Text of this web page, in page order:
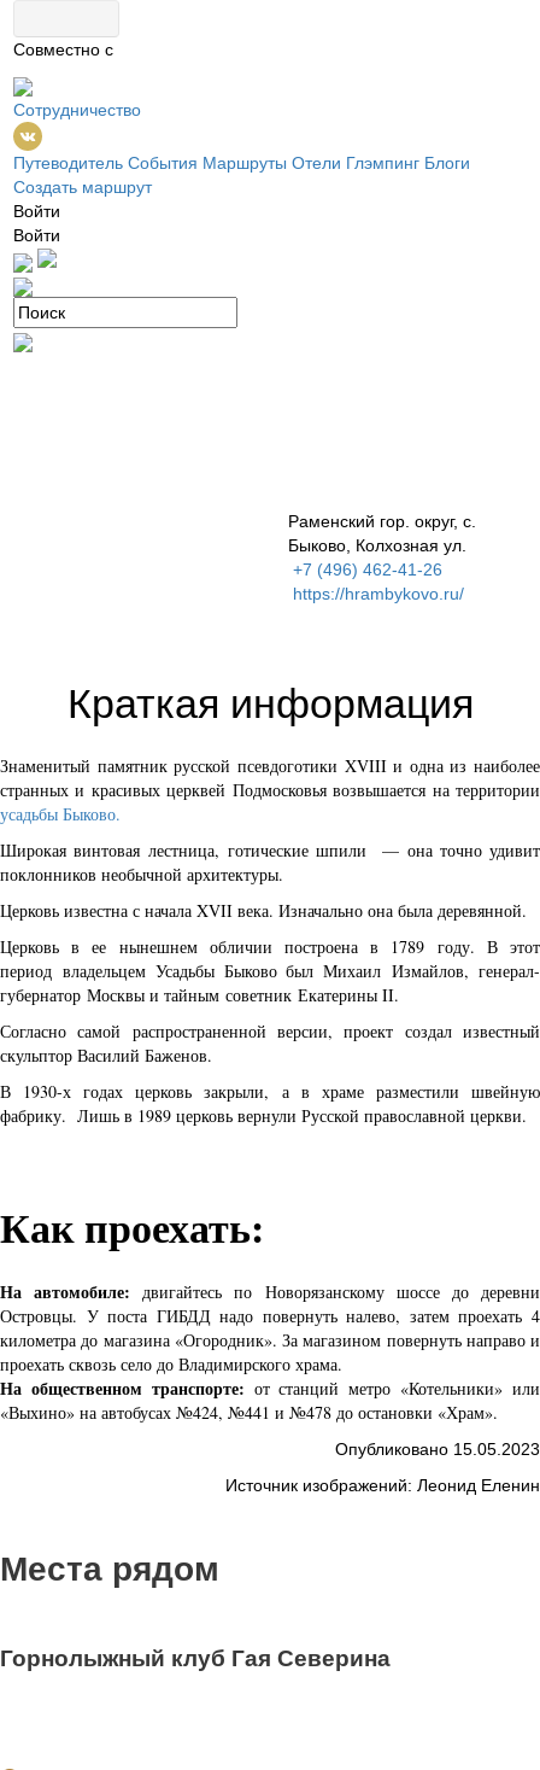
Совместно с
Сотрудничество
Путеводитель События Маршруты Отели Глэмпинг Блоги
Создать маршрут
Войти
Войти
Раменский гор. округ, с.
Быково, Колхозная ул.
+7 (496) 462-41-26
https://hrambykovo.ru/
Краткая информация
Знаменитый памятник русской псевдоготики XVIII и одна из наиболее
странных и красивых церквей Подмосковья возвышается на территории
усадьбы Быково.
Широкая винтовая лестница, готические шпили — она точно удивит
поклонников необычной архитектуры.
Церковь известна с начала XVII века. Изначально она была деревянной.
Церковь в ее нынешнем обличии построена в 1789 году. В этот
период владельцем Усадьбы Быково был Михаил Измайлов, генерал-
губернатор Москвы и тайным советник Екатерины II.
Согласно самой распространенной версии, проект создал известный
скульптор Василий Баженов.
В 1930-х годах церковь закрыли, а в храме разместили швейную
фабрику. Лишь в 1989 церковь вернули Русской православной церкви.
Как проехать:
На автомобиле:двигайтесь по Новорязанскому шоссе до деревни
Островцы. У поста ГИБДД надо повернуть налево, затем проехать 4
километра до магазина «Огородник». За магазином повернуть направо и
проехать сквозь село до Владимирского храма.
На общественном транспорте: от станций метро «Котельники» или
«Выхино» на автобусах №424, №441 и №478 до остановки «Храм».
Опубликовано 15.05.2023
Источник изображений: Леонид Еленин
Места рядом
Горнолыжный клуб Гая Северина